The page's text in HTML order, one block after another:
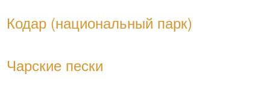
Кодар (национальный парк)
Чарские пески